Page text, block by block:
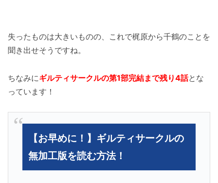
失ったものは大きいものの、これで梶原から千鶴のことを
聞き出せそうですね。
ちなみにギルティサークルの第1部完結まで残り4話とな
っています！
【お早めに！】ギルティサークルの
無加工版を読む方法！